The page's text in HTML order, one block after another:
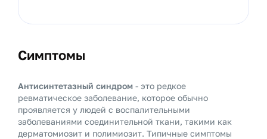
Симптомы
Антисинтетазный синдром - это редкое
ревматическое заболевание, которое обычно
проявляется у людей с воспалительными
заболеваниями соединительной ткани, такими как
дерматомиозит и полимиозит. Типичные симптомы